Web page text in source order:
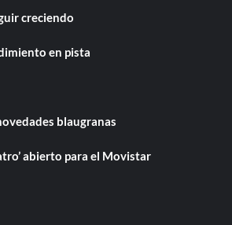
creciendo
en pista
blaugranas
abierto para el Movistar